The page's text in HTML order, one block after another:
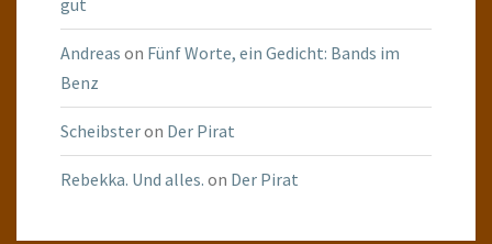
gut
Andreas on Fünf Worte, ein Gedicht: Bands im
Benz
Scheibsteron Der Pirat
Rebekka. Und alles. on Der Pirat